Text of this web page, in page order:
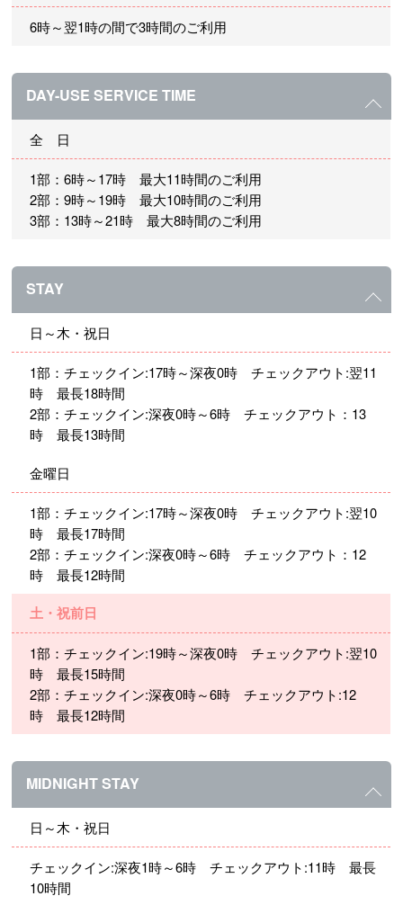
6時～翌1時の間で3時間のご利用
DAY-USE SERVICE TIME
全 日
1部：6時～17時 最大11時間のご利用
2部：9時～19時 最大10時間のご利用
3部：13時～21時 最大8時間のご利用
STAY
日～木・祝日
1部：チェックイン:17時～深夜0時 チェックアウト:翌11
時 最長18時間
2部：チェックイン:深夜0時～6時 チェックアウト：13
時 最長13時間
金曜日
1部：チェックイン:17時～深夜0時 チェックアウト:翌10
時 最長17時間
2部：チェックイン:深夜0時～6時 チェックアウト：12
時 最長12時間
土・祝前日
1部：チェックイン:19時～深夜0時 チェックアウト:翌10
時 最長15時間
2部：チェックイン:深夜0時～6時 チェックアウト:12
時 最長12時間
MIDNIGHT STAY
日～木・祝日
チェックイン:深夜1時～6時 チェックアウト:11時 最長
10時間